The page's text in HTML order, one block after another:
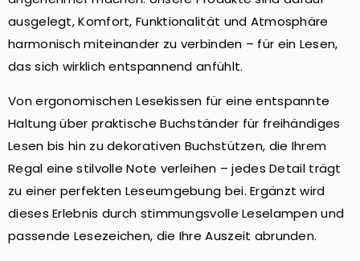
ausgelegt, Komfort, Funktionalität und Atmosphäre
harmonisch miteinander zu verbinden – für ein Lesen,
das sich wirklich entspannend anfühlt.
Von ergonomischen Lesekissen für eine entspannte
Haltung über praktische Buchständer für freihändiges
Lesen bis hin zu dekorativen Buchstützen, die Ihrem
Regal eine stilvolle Note verleihen – jedes Detail trägt
zu einer perfekten Leseumgebung bei. Ergänzt wird
dieses Erlebnis durch stimmungsvolle Leselampen und
passende Lesezeichen, die Ihre Auszeit abrunden.